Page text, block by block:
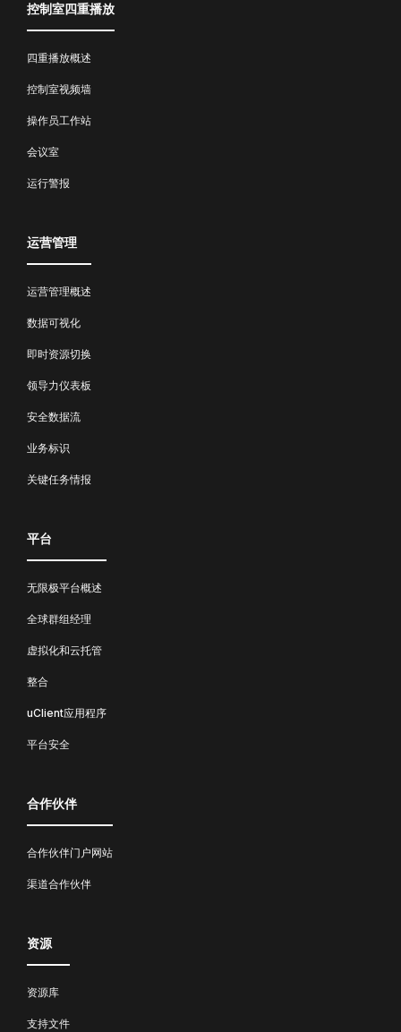
控制室四重播放
四重播放概述
控制室视频墙
操作员工作站
会议室
运行警报
运营管理
运营管理概述
数据可视化
即时资源切换
领导力仪表板
安全数据流
业务标识
关键任务情报
平台
无限极平台概述
全球群组经理
虚拟化和云托管
整合
uClient应用程序
平台安全
合作伙伴
合作伙伴门户网站
渠道合作伙伴
资源
资源库
支持文件